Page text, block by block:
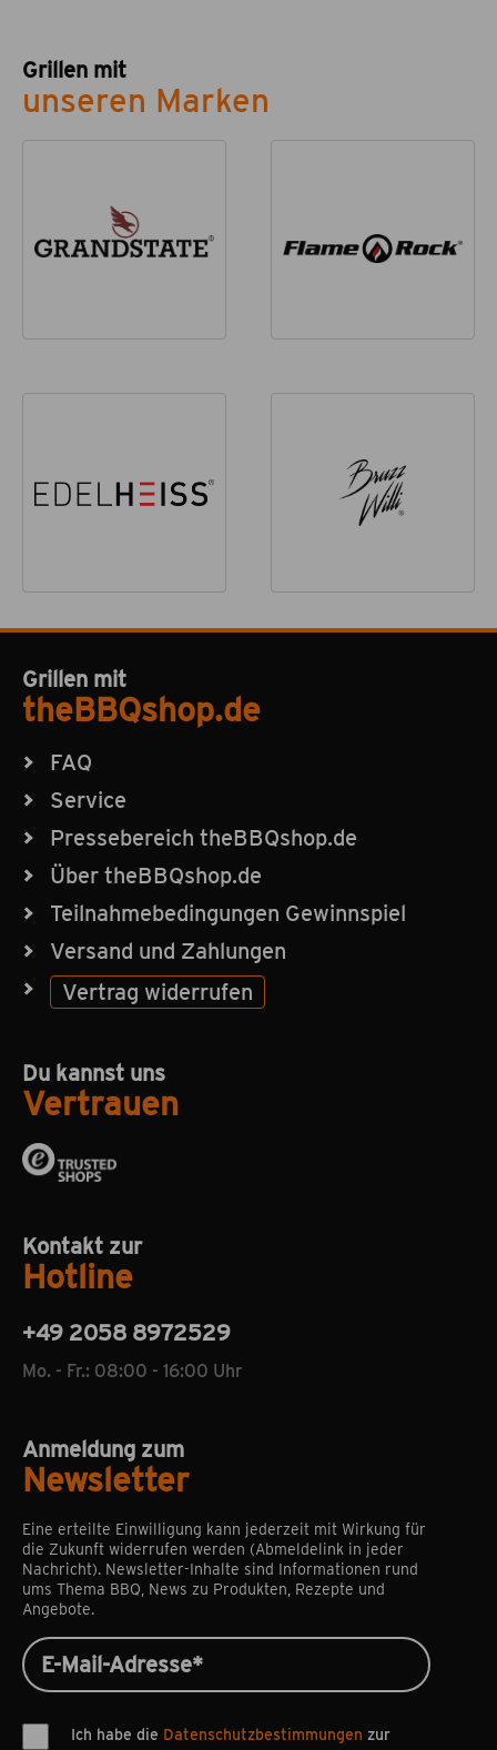
Grillen mit
unseren Marken
Grillen mit
theBBQshop.de
FAQ
Service
Pressebereich theBBQshop.de
Über theBBQshop.de
Teilnahmebedingungen Gewinnspiel
Versand und Zahlungen
Vertrag widerrufen
Du kannst uns
Vertrauen
Kontakt zur
Hotline
+49 2058 8972529
Mo. - Fr.: 08:00 - 16:00 Uhr
Anmeldung zum
Newsletter
Eine erteilte Einwilligung kann jederzeit mit Wirkung für
die Zukunft widerrufen werden (Abmeldelink in jeder
Nachricht). Newsletter-Inhalte sind Informationen rund
ums Thema BBQ, News zu Produkten, Rezepte und
Angebote.
Ich habe die Datenschutzbestimmungen zur